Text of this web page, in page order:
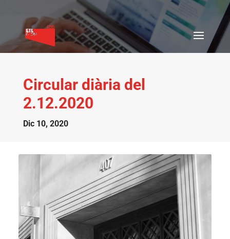
Circular diària del
2.12.2020
Dic 10, 2020